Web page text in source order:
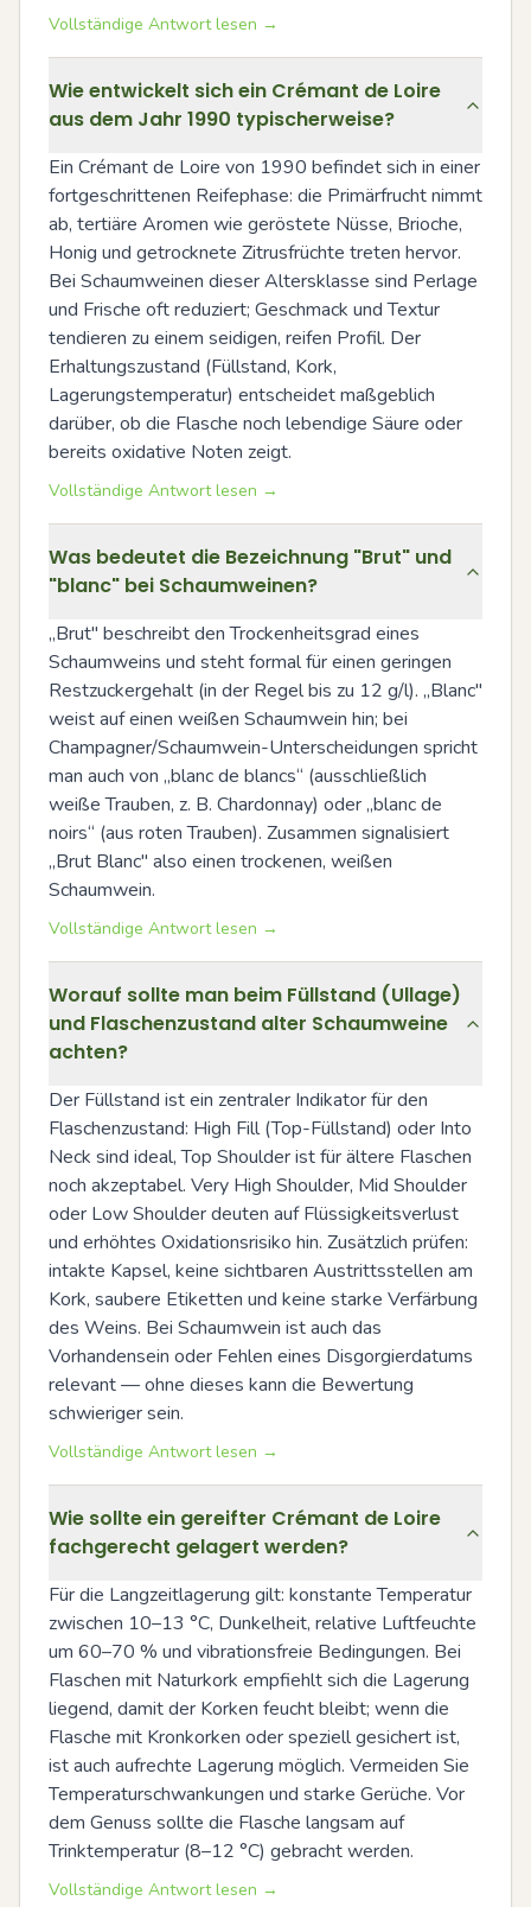
Vollständige Antwort lesen →
Wie entwickelt sich ein Crémant de Loire
aus dem Jahr 1990 typischerweise?
Ein Crémant de Loire von 1990 befindet sich in einer
fortgeschrittenen Reifephase: die Primärfrucht nimmt
ab, tertiäre Aromen wie geröstete Nüsse, Brioche,
Honig und getrocknete Zitrusfrüchte treten hervor.
Bei Schaumweinen dieser Altersklasse sind Perlage
und Frische oft reduziert; Geschmack und Textur
tendieren zu einem seidigen, reifen Profil. Der
Erhaltungszustand (Füllstand, Kork,
Lagerungstemperatur) entscheidet maßgeblich
darüber, ob die Flasche noch lebendige Säure oder
bereits oxidative Noten zeigt.
Vollständige Antwort lesen →
Was bedeutet die Bezeichnung "Brut" und
"blanc" bei Schaumweinen?
„Brut" beschreibt den Trockenheitsgrad eines
Schaumweins und steht formal für einen geringen
Restzuckergehalt (in der Regel bis zu 12 g/l). „Blanc"
weist auf einen weißen Schaumwein hin; bei
Champagner/Schaumwein-Unterscheidungen spricht
man auch von „blanc de blancs“ (ausschließlich
weiße Trauben, z. B. Chardonnay) oder „blanc de
noirs“ (aus roten Trauben). Zusammen signalisiert
„Brut Blanc" also einen trockenen, weißen
Schaumwein.
Vollständige Antwort lesen →
Worauf sollte man beim Füllstand (Ullage)
und Flaschenzustand alter Schaumweine
achten?
Der Füllstand ist ein zentraler Indikator für den
Flaschenzustand: High Fill (Top-Füllstand) oder Into
Neck sind ideal, Top Shoulder ist für ältere Flaschen
noch akzeptabel. Very High Shoulder, Mid Shoulder
oder Low Shoulder deuten auf Flüssigkeitsverlust
und erhöhtes Oxidationsrisiko hin. Zusätzlich prüfen:
intakte Kapsel, keine sichtbaren Austrittsstellen am
Kork, saubere Etiketten und keine starke Verfärbung
des Weins. Bei Schaumwein ist auch das
Vorhandensein oder Fehlen eines Disgorgierdatums
relevant — ohne dieses kann die Bewertung
schwieriger sein.
Vollständige Antwort lesen →
Wie sollte ein gereifter Crémant de Loire
fachgerecht gelagert werden?
Für die Langzeitlagerung gilt: konstante Temperatur
zwischen 10–13 °C, Dunkelheit, relative Luftfeuchte
um 60–70 % und vibrationsfreie Bedingungen. Bei
Flaschen mit Naturkork empfiehlt sich die Lagerung
liegend, damit der Korken feucht bleibt; wenn die
Flasche mit Kronkorken oder speziell gesichert ist,
ist auch aufrechte Lagerung möglich. Vermeiden Sie
Temperaturschwankungen und starke Gerüche. Vor
dem Genuss sollte die Flasche langsam auf
Trinktemperatur (8–12 °C) gebracht werden.
Vollständige Antwort lesen →